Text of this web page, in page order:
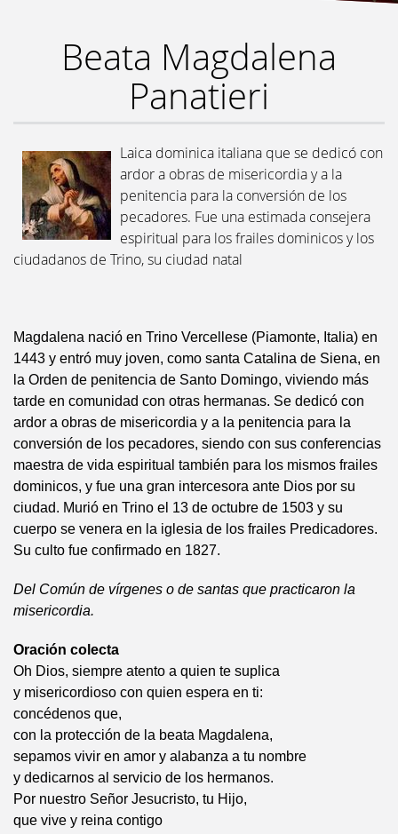
Beata Magdalena
Panatieri
Laica dominica italiana que se dedicó con
ardor a obras de misericordia y a la
penitencia para la conversión de los
pecadores. Fue una estimada consejera
espiritual para los frailes dominicos y los
ciudadanos de Trino, su ciudad natal
Magdalena nació en Trino Vercellese (Piamonte, Italia) en
1443 y entró muy joven, como santa Catalina de Siena, en
la Orden de penitencia de Santo Domingo, viviendo más
tarde en comunidad con otras hermanas. Se dedicó con
ardor a obras de misericordia y a la penitencia para la
conversión de los pecadores, siendo con sus conferencias
maestra de vida espiritual también para los mismos frailes
dominicos, y fue una gran intercesora ante Dios por su
ciudad. Murió en Trino el 13 de octubre de 1503 y su
cuerpo se venera en la iglesia de los frailes Predicadores.
Su culto fue confirmado en 1827.
Del Común de vírgenes o de santas que practicaron la
misericordia.
Oración colecta
Oh Dios, siempre atento a quien te suplica
y misericordioso con quien espera en ti:
concédenos que,
con la protección de la beata Magdalena,
sepamos vivir en amor y alabanza a tu nombre
y dedicarnos al servicio de los hermanos.
Por nuestro Señor Jesucristo, tu Hijo,
que vive y reina contigo